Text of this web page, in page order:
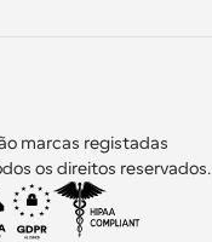
marcas registadas
os direitos reservados.